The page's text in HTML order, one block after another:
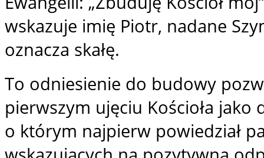
wskazuje imię Piotr, nadane
oznacza skałę.
To odniesienie do budowy
pierwszym ujęciu Kościoła
o którym najpierw powiedział